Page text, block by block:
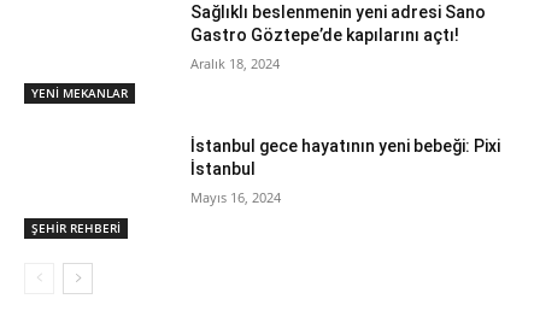
YENİ MEKANLAR
Sağlıklı beslenmenin yeni adresi Sano
Gastro Göztepe’de kapılarını açtı!
Aralık 18, 2024
ŞEHİR REHBERİ
İstanbul gece hayatının yeni bebeği: Pixi
İstanbul
Mayıs 16, 2024